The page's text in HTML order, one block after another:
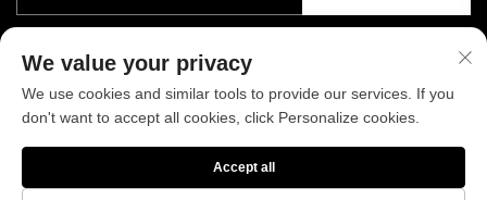
Copyright © Xiamen Phoenix Industrial Co., Ltd. Alle Rechte
We value your privacy
We use cookies and similar tools to provide our services. If you
don't want to accept all cookies, click Personalize cookies.
Accept all